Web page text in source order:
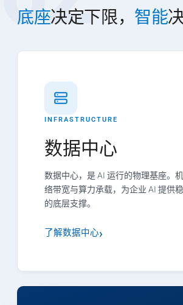
底座决定下限， 智能
INFRASTRUCTURE
数据中心
数据中心，是 AI 运行的物理基座。
络带宽与算力承载，为企业 AI 提供
的底层支撑。
了解数据中心